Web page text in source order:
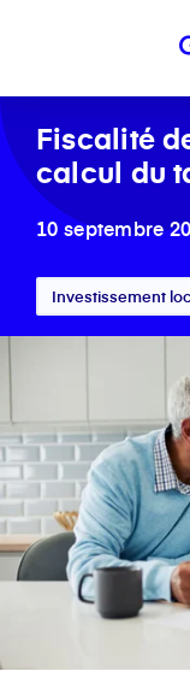
Fiscalité
calcul du
10 septembre
Investissement